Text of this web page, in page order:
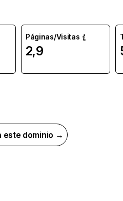
Páginas/Visitas
2,9
este dominio →